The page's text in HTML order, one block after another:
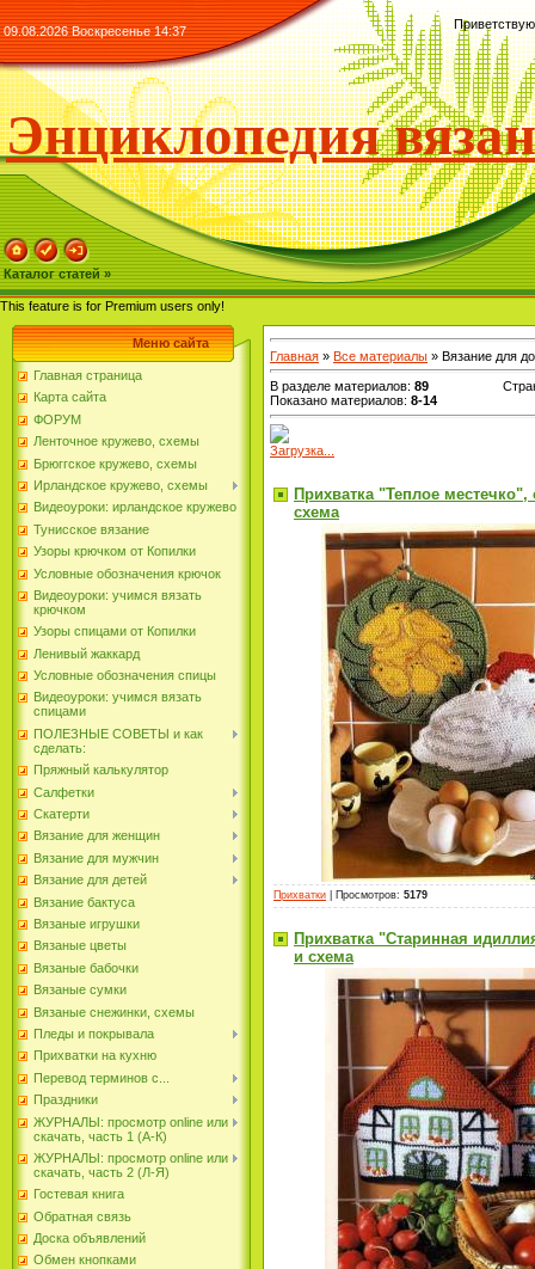
09.08.2026 Воскресенье 14:37
Энциклопедия
Каталог статей »
This feature is for Premium users only!
Меню сайта
Главная страница
Карта сайта
ФОРУМ
Ленточное кружево, схемы
Брюггское кружево, схемы
Ирландское кружево, схемы
Видеоуроки: ирландское кружево
Тунисское вязание
Узоры крючком от Копилки
Условные обозначения крючок
Видеоуроки: учимся вязать
крючком
Узоры спицами от Копилки
Ленивый жаккард
Условные обозначения спицы
Видеоуроки: учимся вязать
спицами
ПОЛЕЗНЫЕ СОВЕТЫ и как
сделать:
Пряжный калькулятор
Салфетки
Скатерти
Вязание для женщин
Вязание для мужчин
Вязание для детей
Вязание бактуса
Вязаные игрушки
Вязаные цветы
Вязаные бабочки
Вязаные сумки
Вязаные снежинки, схемы
Пледы и покрывала
Прихватки на кухню
Перевод терминов с...
Праздники
ЖУРНАЛЫ: просмотр online или
скачать, часть 1 (А-К)
ЖУРНАЛЫ: просмотр online или
скачать, часть 2 (Л-Я)
Гостевая книга
Обратная связь
Доска объявлений
Обмен кнопками
Главная » Все материалы » Вязание для
В разделе материалов: 89
Показано материалов: 8-14
Загрузка...
Прихватка "Теплое местечко",
схема
Прихватки Просмотров: 5179
Прихватка "Старинная
и схема